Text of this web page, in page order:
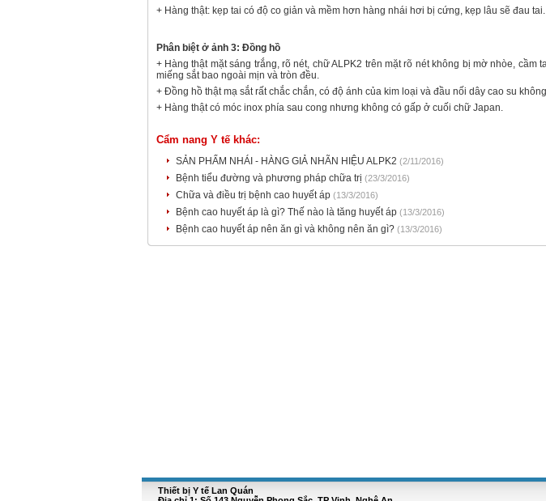
+ Hàng thật: kẹp tai có độ co giản và mềm hơn hàng nhái hơi bị cứng, kẹp lâu sẽ đau tai.
Phân biệt ở ảnh 3: Đồng hồ
+ Hàng thật mặt sáng trắng, rõ nét, chữ ALPK2 trên mặt rõ nét không bị mờ nhòe,
miếng sắt bao ngoài mịn và tròn đều.
+ Đồng hồ thật mạ sắt rất chắc chắn, có độ ánh của kim loại và đầu nối dây cao su
+ Hàng thật có móc inox phía sau cong nhưng không có gấp ở cuối chữ Japan.
Cẩm nang Y tế khác:
SẢN PHẨM NHÁI - HÀNG GIẢ NHÃN HIỆU ALPK2 (2/11/2016)
Bệnh tiểu đường và phương pháp chữa trị (23/3/2016)
Chữa và điều trị bệnh cao huyết áp (13/3/2016)
Bệnh cao huyết áp là gì? Thế nào là tăng huyết áp (13/3/2016)
Bệnh cao huyết áp nên ăn gì và không nên ăn gì? (13/3/2016)
Thiết bị Y tế Lan Quán